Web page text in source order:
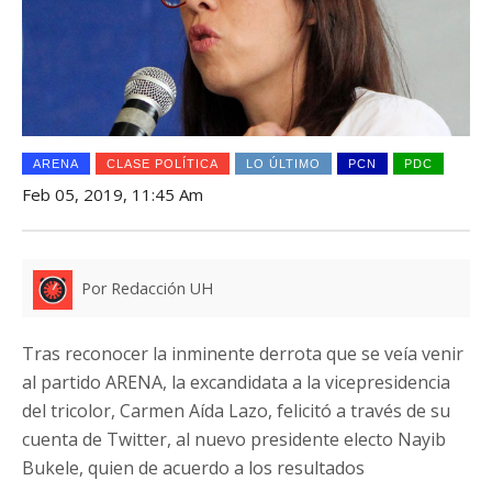
ARENA CLASE POLÍTICA LO ÚLTIMO PCN PDC
Feb 05, 2019, 11:45 Am
Por Redacción UH
Tras reconocer la inminente derrota que se veía venir
al partido ARENA, la excandidata a la vicepresidencia
del tricolor, Carmen Aída Lazo, felicitó a través de su
cuenta de Twitter, al nuevo presidente electo Nayib
Bukele, quien de acuerdo a los resultados